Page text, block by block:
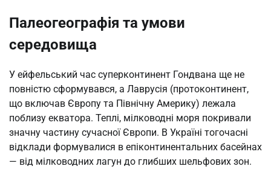
Палеогеографія та умови
середовища
У ейфельський час суперконтинент Гондвана ще не
повністю сформувався, а Лаврусія (протоконтинент,
що включав Європу та Північну Америку) лежала
поблизу екватора. Теплі, мілководні моря покривали
значну частину сучасної Європи. В Україні тогочасні
відклади формувалися в епіконтинентальних басейнах
— від мілководних лагун до глибших шельфових зон.